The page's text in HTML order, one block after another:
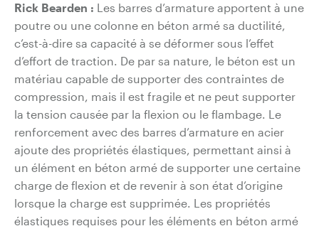
Rick Bearden : Les barres d’armature apportent à une
poutre ou une colonne en béton armé sa ductilité,
c’est-à-dire sa capacité à se déformer sous l’effet
d’effort de traction. De par sa nature, le béton est un
matériau capable de supporter des contraintes de
compression, mais il est fragile et ne peut supporter
la tension causée par la flexion ou le flambage. Le
renforcement avec des barres d’armature en acier
ajoute des propriétés élastiques, permettant ainsi à
un élément en béton armé de supporter une certaine
charge de flexion et de revenir à son état d’origine
lorsque la charge est supprimée. Les propriétés
élastiques requises pour les éléments en béton armé